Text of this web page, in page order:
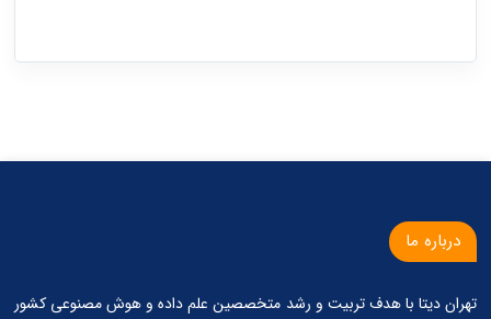
درباره ما
تهران دیتا با هدف تربیت و رشد متخصصین علم داده و هوش مصنوعی کشور